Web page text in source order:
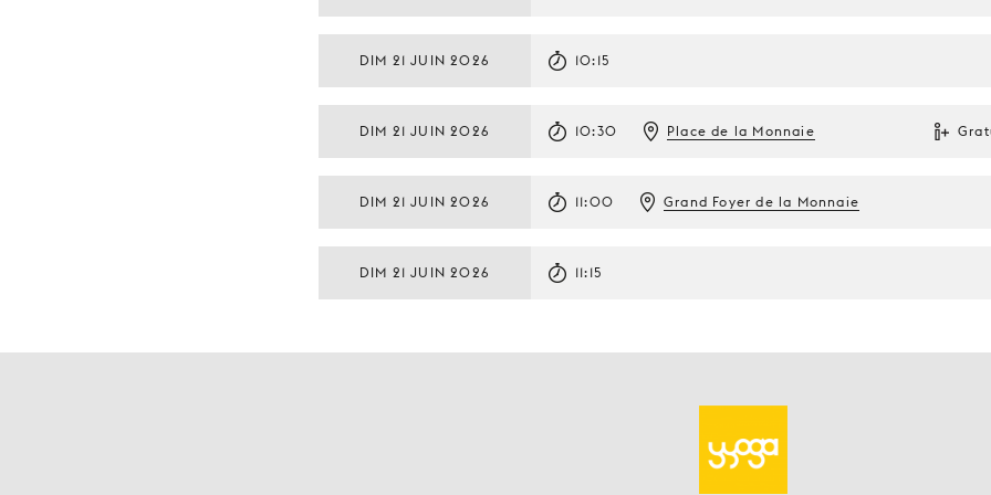
DIM 21 JUIN 2026 10:15
DIM 21 JUIN 2026 10:30 Place de la Monnaie
DIM 21 JUIN 2026 11:00 Grand Foyer de la Monnaie
DIM 21 JUIN 2026 11:15